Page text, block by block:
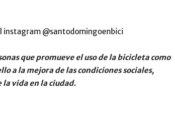
instagram @santodomingoenbici
que promueve el uso de la bicicleta como
a la mejora de las condiciones sociales,
vida en la ciudad.